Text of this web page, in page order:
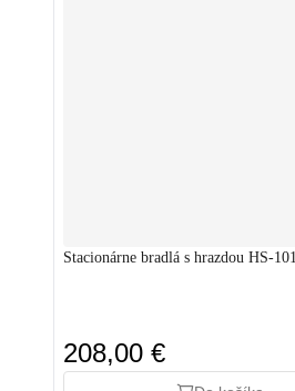
Stacionárne bradlá s hrazdou HS-
208,00 €